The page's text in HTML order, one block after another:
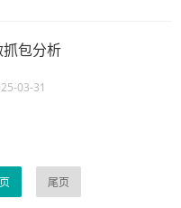
抓包分析
03-31
尾页